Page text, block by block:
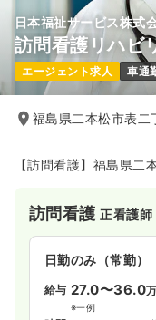
日本福祉サービス株式
訪問看護リハビ
エージェント求人 車通
福島県二本松市表二
【訪問看護】福島県二
訪問看護正看護師
日勤のみ（常勤）
給与 27.0〜36.0
※一例